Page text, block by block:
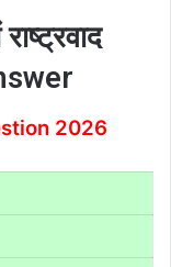
2026